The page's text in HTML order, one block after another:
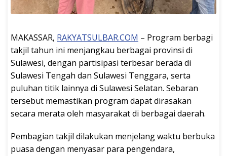
MAKASSAR, RAKYATSULBAR.COM – Program berbagi
takjil tahun ini menjangkau berbagai provinsi di
Sulawesi, dengan partisipasi terbesar berada di
Sulawesi Tengah dan Sulawesi Tenggara, serta
puluhan titik lainnya di Sulawesi Selatan. Sebaran
tersebut memastikan program dapat dirasakan
secara merata oleh masyarakat di berbagai daerah.
Pembagian takjil dilakukan menjelang waktu berbuka
puasa dengan menyasar para pengendara,